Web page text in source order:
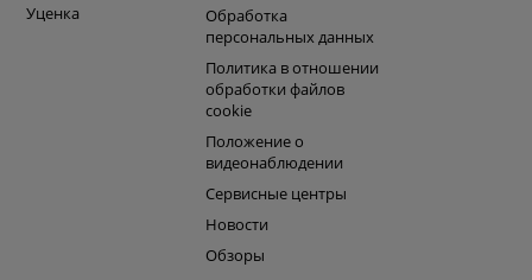
Уценка
Обработка
персональных данных
Политика в отношении
обработки файлов
cookie
Положение о
видеонаблюдении
Сервисные центры
Новости
Обзоры